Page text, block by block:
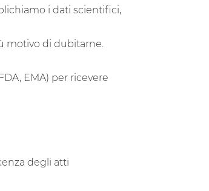
i dati scientifici,
motivo di dubitarne.
EMA) per ricevere
degli atti